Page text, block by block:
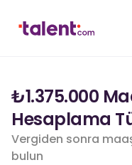
₺1.375.000
Hesaplama
Vergiden sonra
bulun